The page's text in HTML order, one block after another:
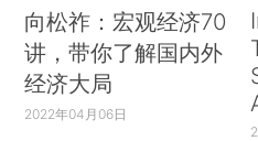
向松祚：宏观经济70
讲，带你了解国内外
经济大局
2022年04月06日